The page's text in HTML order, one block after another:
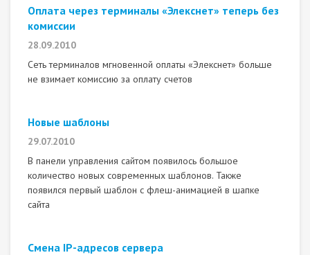
Оплата через терминалы «Элекснет» теперь без
комиссии
28.09.2010
Сеть терминалов мгновенной оплаты «Элекснет» больше
не взимает комиссию за оплату счетов
Новые шаблоны
29.07.2010
В панели управления сайтом появилось большое
количество новых современных шаблонов. Также
появился первый шаблон с флеш-анимацией в шапке
сайта
Смена IP-адресов сервера